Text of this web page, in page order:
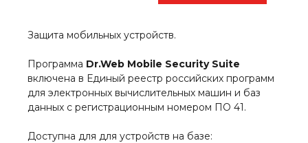
Защита мобильных устройств.
Программа Dr.Web Mobile Security Suite
включена в Единый реестр российских программ
для электронных вычислительных машин и баз
данных с регистрационным номером ПО 41.
Доступна для для устройств на базе: